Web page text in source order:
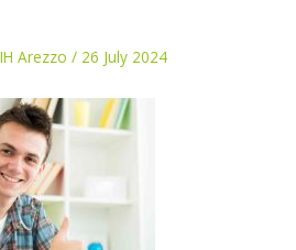
Arezzo / 26 July 2024